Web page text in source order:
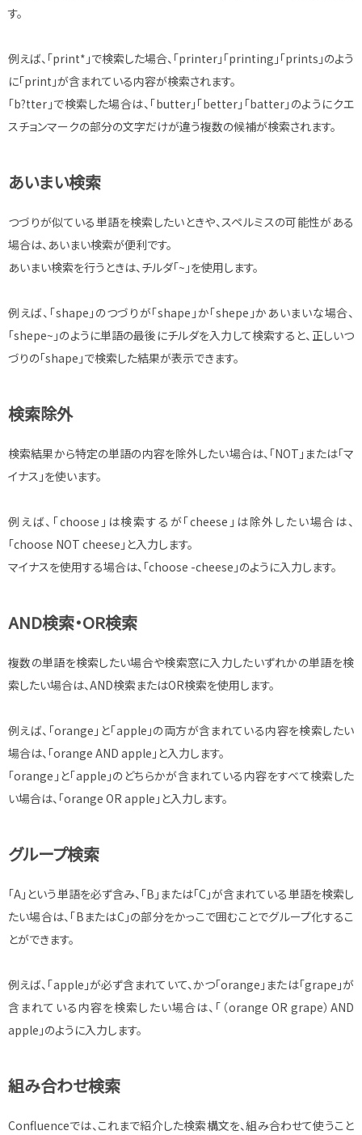
す。
例えば、「print*」で検索した場合、「printer」「printing」「prints」のよう
に「print」が含まれている内容が検索されます。
「b?tter」で検索した場合は、「butter」「better」「batter」のようにクエ
スチョンマークの部分の文字だけが違う複数の候補が検索されます。
あいまい検索
つづりが似ている単語を検索したいときや、スペルミスの可能性がある
場合は、あいまい検索が便利です。
あいまい検索を行うときは、チルダ「~」を使用します。
例えば、「shape」のつづりが「shape」か「shepe」かあいまいな場合、
「shepe~」のように単語の最後にチルダを入力して検索すると、正しいつ
づりの「shape」で検索した結果が表示できます。
検索除外
検索結果から特定の単語の内容を除外したい場合は、「NOT」または「マ
イナス」を使います。
例えば、「choose」は検索するが「cheese」は除外したい場合は、
「choose NOT cheese」と入力します。
マイナスを使用する場合は、「choose -cheese」のように入力します。
AND検索・OR検索
複数の単語を検索したい場合や検索窓に入力したいずれかの単語を検
索したい場合は、AND検索またはOR検索を使用します。
例えば、「orange」と「apple」の両方が含まれている内容を検索したい
場合は、「orange AND apple」と入力します。
「orange」と「apple」のどちらかが含まれている内容をすべて検索した
い場合は、「orange OR apple」と入力します。
グループ検索
「A」という単語を必ず含み、「B」または「C」が含まれている単語を検索し
たい場合は、「BまたはC」の部分をかっこで囲むことでグループ化するこ
とができます。
例えば、「apple」が必ず含まれていて、かつ「orange」または「grape」が
含まれている内容を検索したい場合は、「（orange OR grape）AND
apple」のように入力します。
組み合わせ検索
Confluenceでは、これまで紹介した検索構文を、組み合わせて使うこと